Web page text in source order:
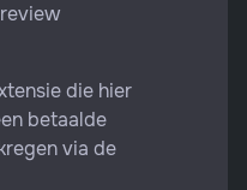
die hier
betaalde
via de